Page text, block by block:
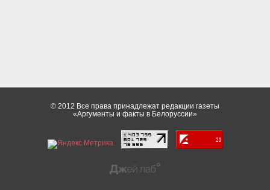
© 2012 Все права принадлежат редакции газеты
«Аргументы и факты в Белоруссии»